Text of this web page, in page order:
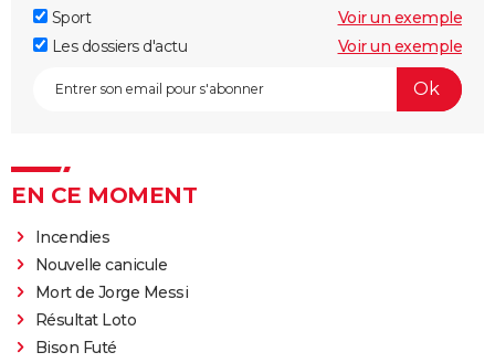
Sport
Voir un exemple
Les dossiers d'actu
Voir un exemple
EN CE MOMENT
Incendies
Nouvelle canicule
Mort de Jorge Messi
Résultat Loto
Bison Futé